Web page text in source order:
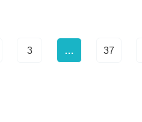
3 … 37